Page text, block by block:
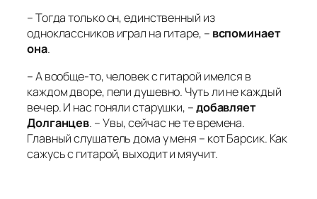
– Тогда только он, единственный из
одноклассников играл на гитаре, – вспоминает
она.
– А вообще-то, человек с гитарой имелся в
каждом дворе, пели душевно. Чуть ли не каждый
вечер. И нас гоняли старушки, –добавляет
Долганцев. – Увы, сейчас не те времена.
Главный слушатель дома у меня – кот Барсик. Как
сажусь с гитарой, выходит и мяучит.